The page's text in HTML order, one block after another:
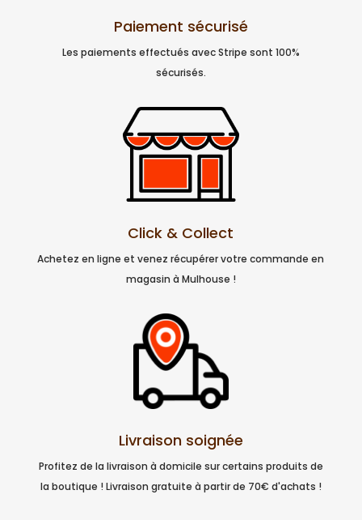
Paiement sécurisé
Les paiements effectués avec Stripe sont 100%
sécurisés.
Click & Collect
Achetez en ligne et venez récupérer votre commande en
magasin à Mulhouse !
Livraison soignée
Profitez de la livraison à domicile sur certains produits de
la boutique ! Livraison gratuite à partir de 70€ d'achats !